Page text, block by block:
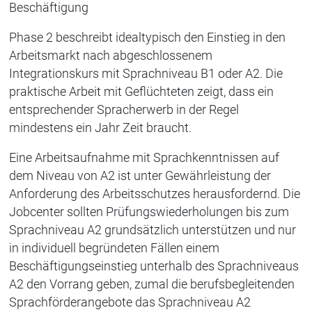
Beschäftigung
Phase 2 beschreibt idealtypisch den Einstieg in den
Arbeitsmarkt nach abgeschlossenem
Integrationskurs mit Sprachniveau B1 oder A2. Die
praktische Arbeit mit Geflüchteten zeigt, dass ein
entsprechender Spracherwerb in der Regel
mindestens ein Jahr Zeit braucht.
Eine Arbeitsaufnahme mit Sprachkenntnissen auf
dem Niveau von A2 ist unter Gewährleistung der
Anforderung des Arbeitsschutzes herausfordernd. Die
Jobcenter sollten Prüfungswiederholungen bis zum
Sprachniveau A2 grundsätzlich unterstützen und nur
in individuell begründeten Fällen einem
Beschäftigungseinstieg unterhalb des Sprachniveaus
A2 den Vorrang geben, zumal die berufsbegleitenden
Sprachförderangebote das Sprachniveau A2